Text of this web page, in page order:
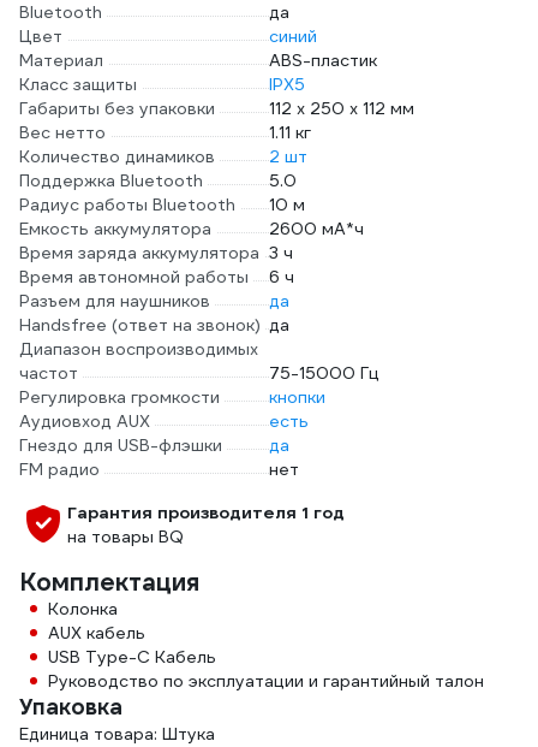
Bluetooth
да
Цвет
синий
Материал
ABS-пластик
Класс защиты
IPX5
Габариты без упаковки
112 х 250 х 112 мм
Вес нетто
1.11 кг
Количество динамиков
2 шт
Поддержка Bluetooth
5.0
Радиус работы Bluetooth
10 м
Емкость аккумулятора
2600 мА*ч
Время заряда аккумулятора 3 ч
Время автономной работы
6 ч
Разъем для наушников
да
Handsfree (ответ на звонок) да
Диапазон воспроизводимых
частот
75-15000 Гц
Регулировка громкости
кнопки
Аудиовход AUX
есть
Гнездо для USB-флэшки
да
FM радио
нет
Гарантия производителя 1 год
на товары BQ
Комплектация
Колонка
AUX кабель
USB Type-C Кабель
Руководство по эксплуатации и гарантийный талон
Упаковка
Единица товара: Штука